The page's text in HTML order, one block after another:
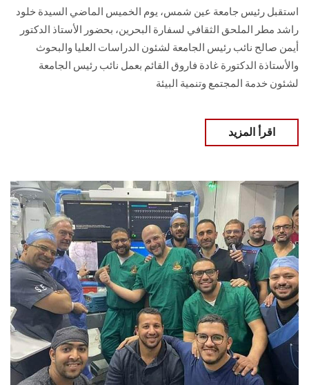
استقبل رئيس جامعة عين شمس، يوم الخميس الماضي السيدة خلود
راشد مطر الملحق الثقافي لسفارة البحرين، بحضور الأستاذ الدكتور
أيمن صالح نائب رئيس الجامعة لشئون الدراسات العليا والبحوث
والأستاذة الدكتورة غادة فاروق القائم بعمل نائب رئيس الجامعة
لشئون خدمة المجتمع وتنمية البيئة
اقرأ المزيد